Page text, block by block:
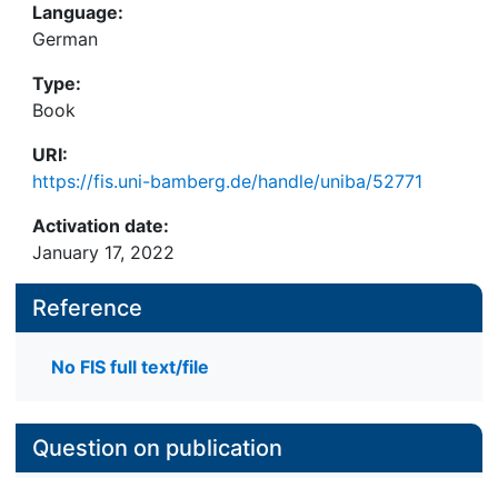
Language:
German
Type:
Book
URI:
https://fis.uni-bamberg.de/handle/uniba/52771
Activation date:
January 17, 2022
Reference
No FIS full text/file
Question on publication